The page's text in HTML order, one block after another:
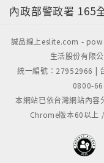
長 陳夏民
台北 唐山 9/12(
志峰
書裡的時光如此輕
內政部警政署 165
誠品線上eslite.com -
生活股份有限
統一編號：27952966 |
0800-
本網站已依台灣網站內
Chrome版本60以上